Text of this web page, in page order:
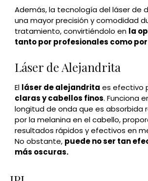
Además, la tecnología del láser de
una mayor precisión y comodidad
tratamiento, convirtiéndolo en la
tanto por profesionales como
Láser de Alejandrita
El láser de alejandrita es efectivo
claras y cabellos finos. Funciona
longitud de onda que es absorbida
por la melanina en el cabello,
resultados rápidos y efectivos en
No obstante, puede no ser tan
más oscuras.